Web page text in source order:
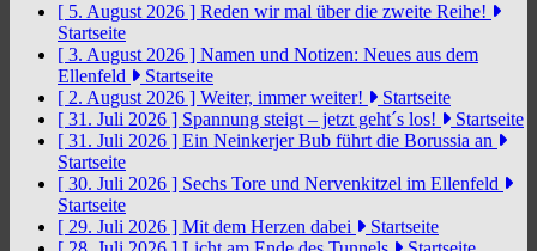
[ 5. August 2026 ] Reden wir mal über die zweite Reihe!
Startseite
[ 3. August 2026 ] Namen und Notizen: Neues aus dem
Ellenfeld
Startseite
[ 2. August 2026 ] Weiter, immer weiter!
Startseite
[ 31. Juli 2026 ] Spannung steigt – jetzt geht´s los!
Startseite
[ 31. Juli 2026 ] Ein Neinkerjer Bub führt die Borussia an
Startseite
[ 30. Juli 2026 ] Sechs Tore und Nervenkitzel im Ellenfeld
Startseite
[ 29. Juli 2026 ] Mit dem Herzen dabei
Startseite